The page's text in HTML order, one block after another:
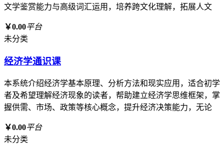
文学鉴赏能力与高级词汇运用，培养跨文化理解，拓展人文
￥0.00平台
未分类
经济学通识课
本系统介绍经济学基本原理、分析方法和现实应用，适合初学
者及希望理解经济现象的读者，帮助建立经济学思维框架，掌
握供需、市场、政策等核心概念，提升经济决策能力，无论
￥0.00平台
未分类